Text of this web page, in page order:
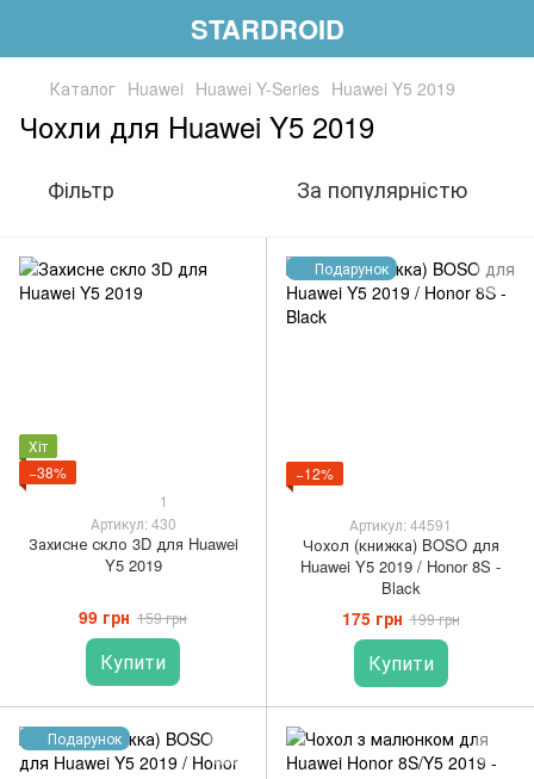
STARDROID
Каталог Huawei Huawei Y-Series Huawei Y5 2019
Чохли для Huawei Y5 2019
Фільтр За популярністю
Хіт
−38%
1
Артикул: 430
Захисне скло 3D для Huawei
Y5 2019
99 грн 159 грн
Купити
Подарунок
−12%
Артикул: 44591
Чохол (книжка) BOSO для
Huawei Y5 2019 / Honor 8S -
Black
175 грн 199 грн
Купити
Подарунок